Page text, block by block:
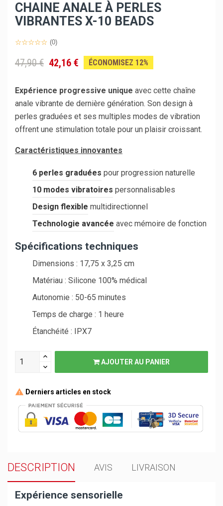
CHAINE ANALE À PERLES
VIBRANTES X-10 BEADS
(0)
47,90 € 42,16 € ÉCONOMISEZ 12%
Expérience progressive unique avec cette chaîne
anale vibrante de dernière génération. Son design à
perles graduées et ses multiples modes de vibration
offrent une stimulation totale pour un plaisir croissant.
Caractéristiques innovantes
6 perles graduées pour progression naturelle
10 modes vibratoires personnalisables
Design flexible multidirectionnel
Technologie avancée avec mémoire de fonction
Spécifications techniques
Dimensions : 17,75 x 3,25 cm
Matériau : Silicone 100% médical
Autonomie : 50-65 minutes
Temps de charge : 1 heure
Étanchéité : IPX7
AJOUTER AU PANIER
Derniers articles en stock
DESCRIPTION AVIS LIVRAISON
Expérience sensorielle